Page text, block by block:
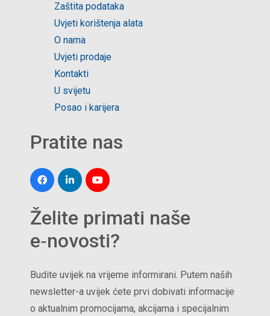
Zaštita podataka
Uvjeti korištenja alata
O nama
Uvjeti prodaje
Kontakti
U svijetu
Posao i karijera
Pratite nas
Želite primati naše
e‑novosti?
Budite uvijek na vrijeme informirani. Putem naših
newsletter-a uvijek ćete prvi dobivati informacije
o aktualnim promocijama, akcijama i specijalnim